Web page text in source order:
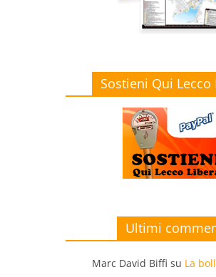
Sostieni Qui Lecco
Ultimi
Marc David Biffi su La